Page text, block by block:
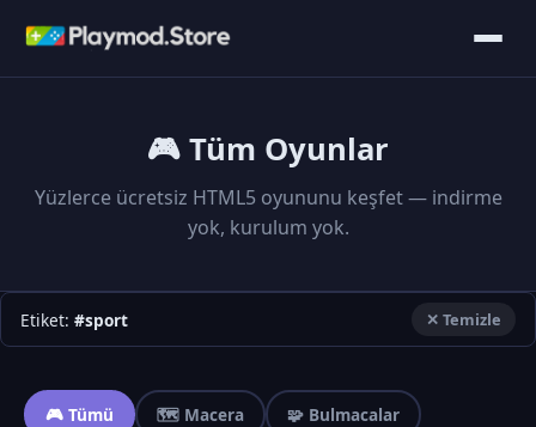
🎮 Tüm Oyunlar
Yüzlerce ücretsiz HTML5 oyununu keşfet — indirme
yok, kurulum yok.
Etiket: #sport ✕ Temizle
🎮 Tümü 🗺️ Macera 🧩 Bulmacalar